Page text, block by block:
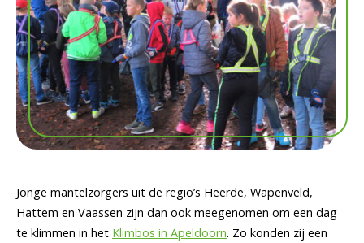
Jonge mantelzorgers uit de regio’s Heerde, Wapenveld,
Hattem en Vaassen zijn dan ook meegenomen om een dag
te klimmen in het Klimbos in Apeldoorn. Zo konden zij een